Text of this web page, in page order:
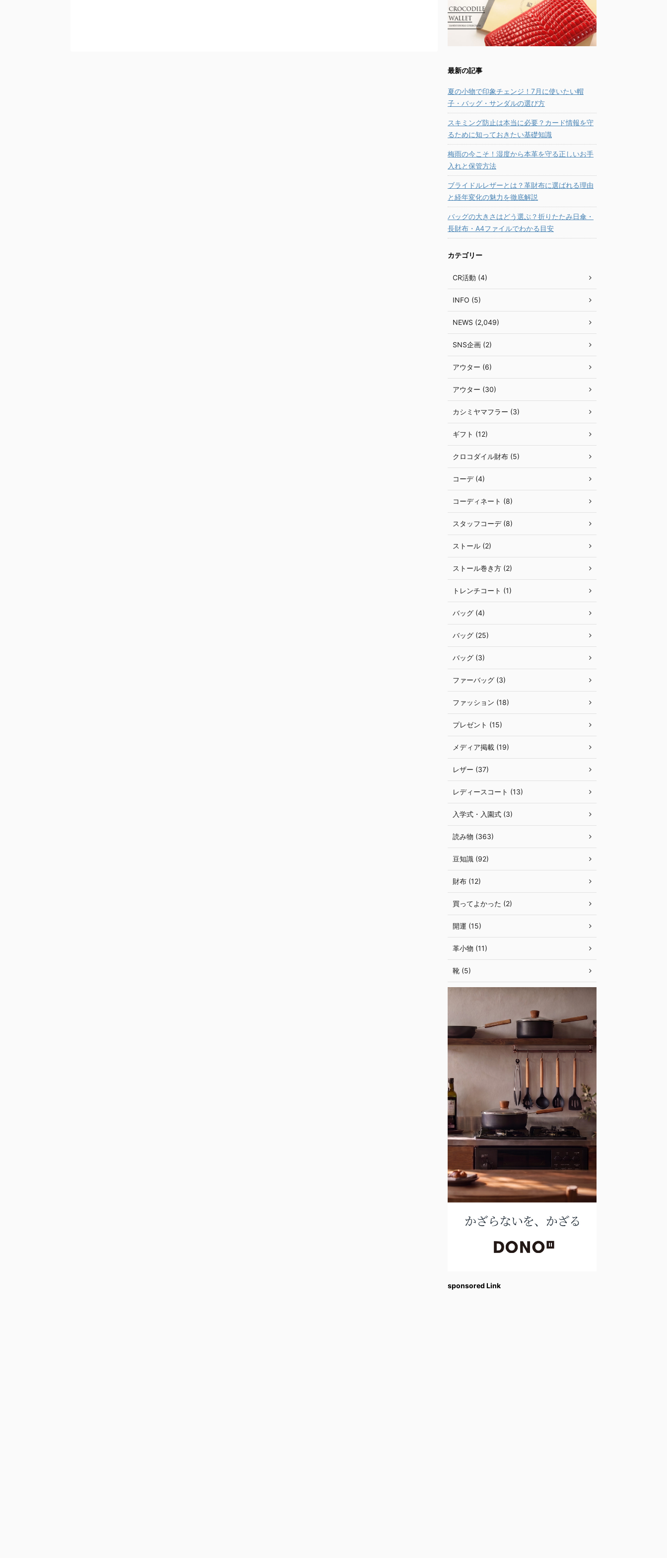
最新の記事
夏の小物で印象チェンジ！7月に使いたい帽
子・バッグ・サンダルの選び方
スキミング防止は本当に必要？カード情報を守
るために知っておきたい基礎知識
梅雨の今こそ！湿度から本革を守る正しいお手
入れと保管方法
ブライドルレザーとは？革財布に選ばれる理由
と経年変化の魅力を徹底解説
バッグの大きさはどう選ぶ？折りたたみ日傘・
長財布・A4ファイルでわかる目安
カテゴリー
CR活動 (4)
INFO (5)
NEWS (2,049)
SNS企画 (2)
アウター (6)
アウター (30)
カシミヤマフラー (3)
ギフト (12)
クロコダイル財布 (5)
コーデ (4)
コーディネート (8)
スタッフコーデ (8)
ストール (2)
ストール巻き方 (2)
トレンチコート (1)
バッグ (4)
バッグ (25)
バッグ (3)
ファーバッグ (3)
ファッション (18)
プレゼント (15)
メディア掲載 (19)
レザー (37)
レディースコート (13)
入学式・入園式 (3)
読み物 (363)
豆知識 (92)
財布 (12)
買ってよかった (2)
開運 (15)
革小物 (11)
靴 (5)
sponsored Link